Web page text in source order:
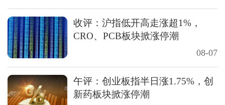
收评：沪指低开高走涨超1%，
CRO、PCB板块掀涨停潮
08-07
午评：创业板指半日涨1.75%，创
新药板块掀涨停潮